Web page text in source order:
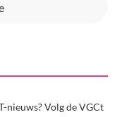
nieuws? Volg de VGCt